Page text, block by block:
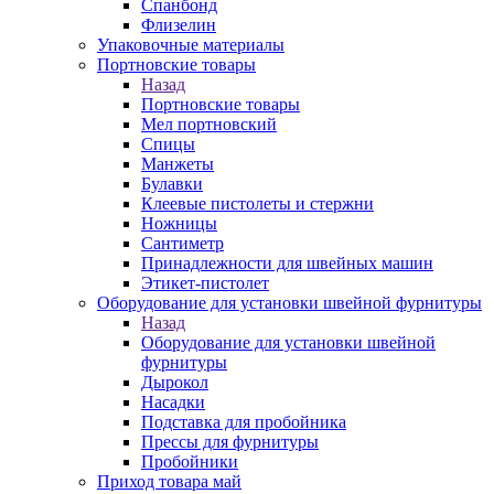
Спанбонд
Флизелин
Упаковочные материалы
Портновские товары
Назад
Портновские товары
Мел портновский
Спицы
Манжеты
Булавки
Клеевые пистолеты и стержни
Ножницы
Сантиметр
Принадлежности для швейных машин
Этикет-пистолет
Оборудование для установки швейной фурнитуры
Назад
Оборудование для установки швейной
фурнитуры
Дырокол
Насадки
Подставка для пробойника
Прессы для фурнитуры
Пробойники
Приход товара май